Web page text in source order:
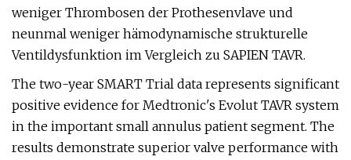
weniger Thrombosen der Prothesenvlave und
neunmal weniger hämodynamische strukturelle
Ventildysfunktion im Vergleich zu SAPIEN TAVR.
The two-year SMART Trial data represents significant
positive evidence for Medtronic's Evolut TAVR system
in the important small annulus patient segment. The
results demonstrate superior valve performance with